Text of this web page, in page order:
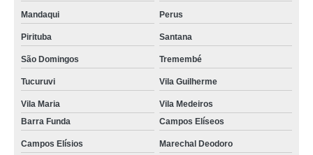
Mandaqui Perus
Pirituba Santana
São Domingos Tremembé
Tucuruvi Vila Guilherme
Vila Maria
Vila Medeiros
Barra Funda
Campos Elíseos
Campos Elísios Marechal Deodoro